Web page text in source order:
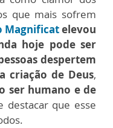
que mais sofrem
Magnificatelevou
hoje pode ser
despertem
criação de Deus,
ser humano e de
destacar que esse